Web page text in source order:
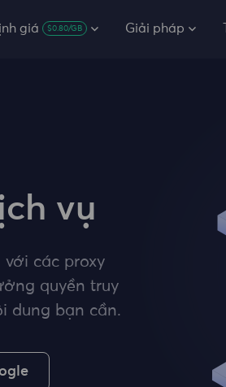
giá $0.80/GB Giải pháp
vụ
các proxy
quyền truy
dung bạn cần.